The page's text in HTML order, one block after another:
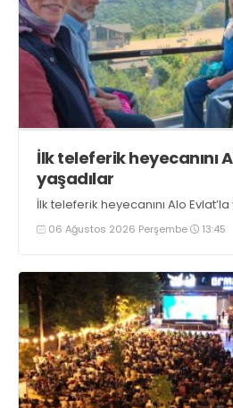
İlk teleferik heyecanını
yaşadılar
İlk teleferik heyecanını Alo
06 Ağustos 2026 Perşembe 13:45